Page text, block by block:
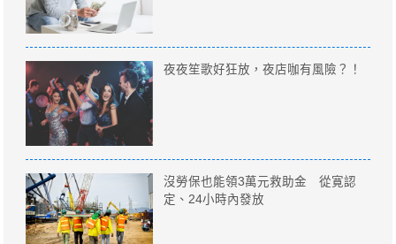
夜夜笙歌好狂放，夜店咖有風險？！
沒勞保也能領3萬元救助金 從寛認
定、24小時內發放